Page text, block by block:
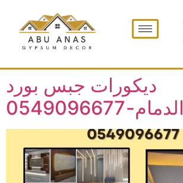
دیکورات جبس بورد
الدمام-0549096677